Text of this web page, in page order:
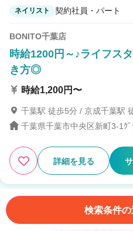
ネイリスト 契約社員・パート
BONITO千葉店
時給1200円～♪ライフス
き方◎
時給1,200円〜
千葉駅 徒歩5分 / 京成千葉駅
千葉県千葉市中央区新町3-1ｸﾞ
詳細を見る
検索条件